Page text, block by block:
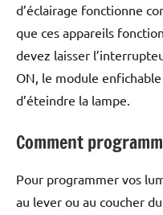
d’éclairage fonctionne
que ces appareils
devez laisser
ON, le module
d’éteindre la lampe.
Comment
Pour programmer vos
au lever ou au coucher